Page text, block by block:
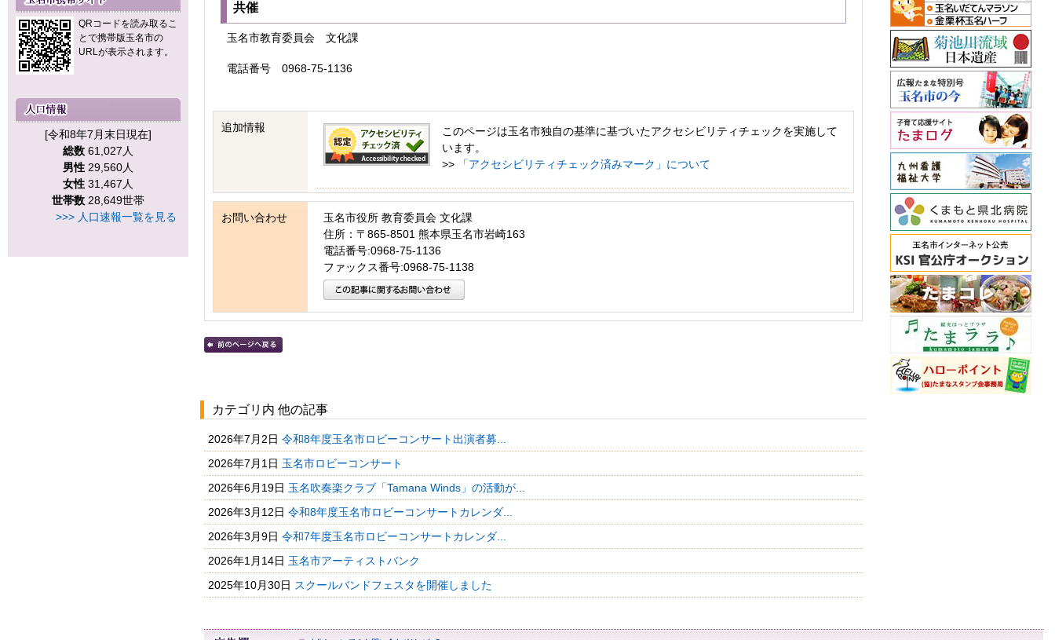
QRコードを読み取るこ
とで携帯版玉名市の
URLが表示されます。
[令和8年7月末日現在]
総数 61,027人
男性 29,560人
女性 31,467人
世帯数 28,649世帯
>>> 人口速報一覧を見る
共催
玉名市教育委員会 文化課
電話番号 0968-75-1136
追加情報
このページは玉名市独自の基準に基づいたアクセシビリティチェックを実施して
います。
>>
「アクセシビリティチェック済みマーク」について
お問い合わせ
玉名市役所 教育委員会 文化課
住所：〒865-8501 熊本県玉名市岩崎163
電話番号:0968-75-1136
ファックス番号:0968-75-1138
カテゴリ内 他の記事
2026年7月2日 令和8年度玉名市ロビーコンサート出演者募...
2026年7月1日 玉名市ロビーコンサート
2026年6月19日 玉名吹奏楽クラブ「Tamana Winds」の活動が...
2026年3月12日 令和8年度玉名市ロビーコンサートカレンダ...
2026年3月9日 令和7年度玉名市ロビーコンサートカレンダ...
2026年1月14日 玉名市アーティストバンク
2025年10月30日 スクールバンドフェスタを開催しました